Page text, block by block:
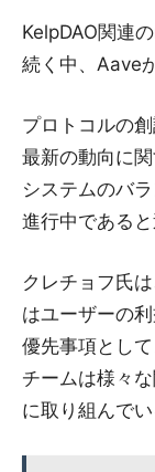
KelpDAO関連
続く中、Aave
プロトコルの
最新の動向に
システムのバ
進行中であると
クレチョフ氏
はユーザーの
優先事項とし
チームは様々
に取り組んでい